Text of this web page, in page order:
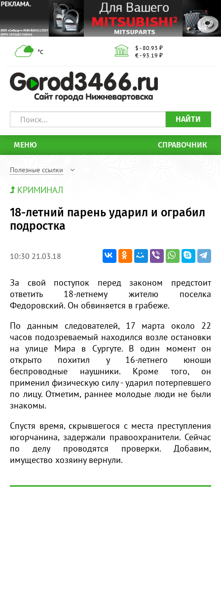
°С
$ - 80.93 ₽
€ - 93.19 ₽
НАЙТИ
МЕНЮ СПРАВОЧНИК
Полезные ссылки
КРИМИНАЛ
18-летний парень ударил и ограбил
подростка
10:30 21.03.18
За свой поступок перед законом предстоит
ответить 18-летнему жителю поселка
Федоровский. Он обвиняется в грабеже.
По данным следователей, 17 марта около 22
часов подозреваемый находился возле остановки
на улице Мира в Сургуте. В один момент он
открыто похитил у 16-летнего юноши
беспроводные наушники. Кроме того, он
применил физическую силу - ударил потерпевшего
по лицу. Отметим, раннее молодые люди не были
знакомы.
Спустя время, скрывшегося с места преступления
югорчанина, задержали правоохранители. Сейчас
по делу проводятся проверки. Добавим,
имущество хозяину вернули.